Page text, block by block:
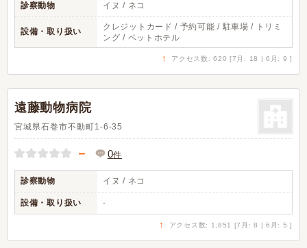
診察動物 イヌ / ネコ
設備・取り扱い
クレジットカード / 予約可能 / 駐車場 / トリミ
ング / ペットホテル
↑ アクセス数: 620 [7月: 18 | 6月: 9 ]
遠藤動物病院
宮城県石巻市不動町1-6-35
－ 0件
診察動物 イヌ / ネコ
設備・取り扱い -
↑ アクセス数: 1,851 [7月: 8 | 6月: 5 ]